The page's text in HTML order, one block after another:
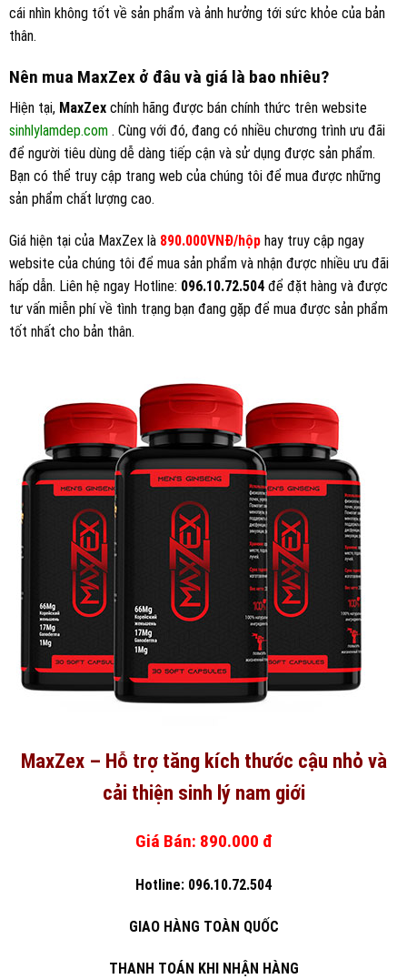
cái nhìn không tốt về sản phẩm và ảnh hưởng tới sức khỏe của bản
thân.
Nên mua MaxZex ở đâu và giá là bao nhiêu?
Hiện tại, MaxZex chính hãng được bán chính thức trên website
sinhlylamdep.com . Cùng với đó, đang có nhiều chương trình ưu đãi
để người tiêu dùng dễ dàng tiếp cận và sử dụng được sản phẩm.
Bạn có thể truy cập trang web của chúng tôi để mua được những
sản phẩm chất lượng cao.
Giá hiện tại của MaxZex là 890.000VNĐ/hộp hay truy cập ngay
website của chúng tôi để mua sản phẩm và nhận được nhiều ưu đãi
hấp dẫn. Liên hệ ngay Hotline: 096.10.72.504 để đặt hàng và được
tư vấn miễn phí về tình trạng bạn đang gặp để mua được sản phẩm
tốt nhất cho bản thân.
MaxZex – Hỗ trợ tăng kích thước cậu nhỏ và
cải thiện sinh lý nam giới
Giá Bán: 890.000 đ
Hotline: 096.10.72.504
GIAO HÀNG TOÀN QUỐC
THANH TOÁN KHI NHẬN HÀNG